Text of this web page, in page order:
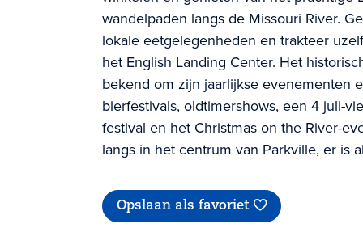
wandelpaden langs de Missouri River.
lokale eetgelegenheden en trakteer
het English Landing Center. Het
bekend om zijn jaarlijkse evenementen
bierfestivals, oldtimershows, een 4 juli-
festival en het Christmas on the River-
langs in het centrum van Parkville, er is
Opslaan als favoriet